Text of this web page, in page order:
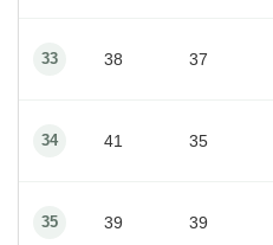
33 38 37
34 41 35
35 39 39